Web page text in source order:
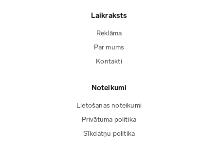
Laikraksts
Reklāma
Par mums
Kontakti
Noteikumi
Lietošanas noteikumi
Privātuma politika
Sīkdatņu politika